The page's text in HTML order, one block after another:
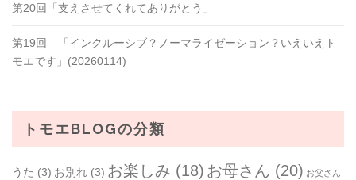
第20回「支えさせてくれてありがとう」
第19回 「インクルーシブ？ノーマライゼーション？いえいえト
モエです」(20260114)
トモエBLOGの分類
うた (3) お別れ (3) お楽しみ (18) お母さん (20) お父さん